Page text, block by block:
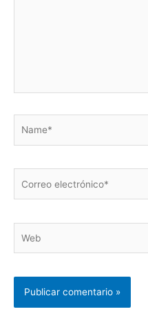
electrónico*